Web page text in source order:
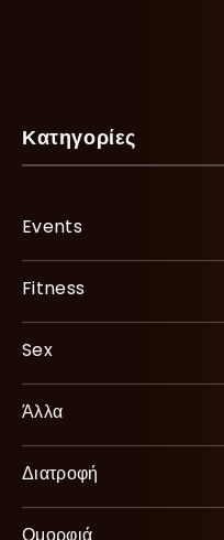
Κατηγορίες
Events
Fitness
Sex
Άλλα
Διατροφή
Ομορφιά